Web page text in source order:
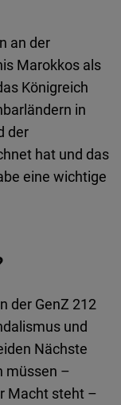
an der
Marokkos als
Königreich
in
der
hat und das
eine wichtige
der GenZ 212
und
Nächste
müssen –
Macht steht –